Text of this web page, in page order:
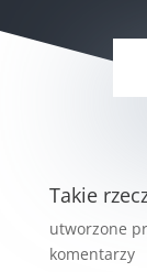
Takie
utworzone
komentarzy